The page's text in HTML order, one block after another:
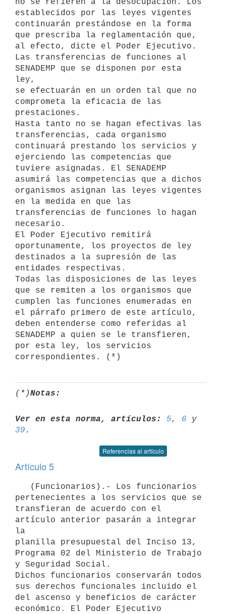
establecidos por las leyes vigentes
continuarán prestándose en la forma
que prescriba la reglamentación que,
al efecto, dicte el Poder Ejecutivo.
Las transferencias de funciones al
SENADEMP que se disponen por esta
ley,
se efectuarán en un orden tal que no
comprometa la eficacia de las
prestaciones.
Hasta tanto no se hagan efectivas las
transferencias, cada organismo
continuará prestando los servicios y
ejerciendo las competencias que
tuviere asignadas. El SENADEMP
asumirá las competencias que a dichos
organismos asignan las leyes vigentes
en la medida en que las
transferencias de funciones lo hagan
necesario.
El Poder Ejecutivo remitirá
oportunamente, los proyectos de ley
destinados a la supresión de las
entidades respectivas.
Todas las disposiciones de las leyes
que se remiten a los organismos que
cumplen las funciones enumeradas en
el párrafo primero de este artículo,
deben entenderse como referidas al
SENADEMP a quien se le transfieren,
por esta ley, los servicios
(*)Notas:
Ver en esta norma, artículos: 5, 6
39
Referencias al artículo
Artículo 5
pertenecientes a los servicios que se
transfieran de acuerdo con el
artículo anterior pasarán a integrar
la
planilla presupuestal del Inciso 13,
Programa 02 del Ministerio de Trabajo
y Seguridad Social.
Dichos funcionarios conservarán todos
sus derechos funcionales incluido el
del ascenso y beneficios de carácter
económico. El Poder Ejecutivo